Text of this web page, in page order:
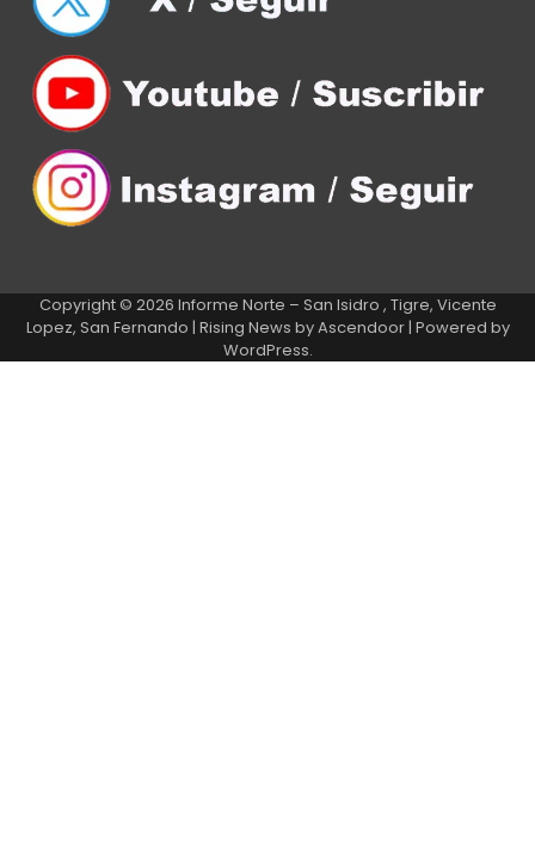
Copyright © 2026 Informe Norte – San Isidro , Tigre, Vicente
Lopez, San Fernando | Rising News byAscendoor| Powered by
WordPress.